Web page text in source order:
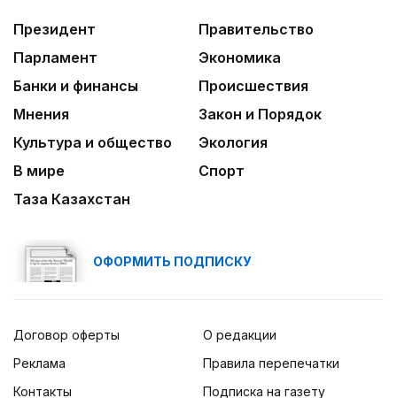
Президент
Правительство
Парламент
Экономика
Банки и финансы
Происшествия
Мнения
Закон и Порядок
Культура и общество
Экология
В мире
Спорт
Таза Казахстан
ОФОРМИТЬ ПОДПИСКУ
Договор оферты
Реклама
Контакты
О редакции
Правила перепечатки
Подписка на газету